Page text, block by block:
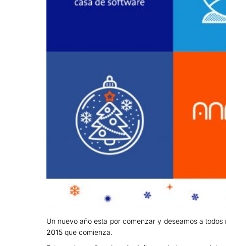
Un nuevo año esta por comenzar y deseamos a
2015que comienza.